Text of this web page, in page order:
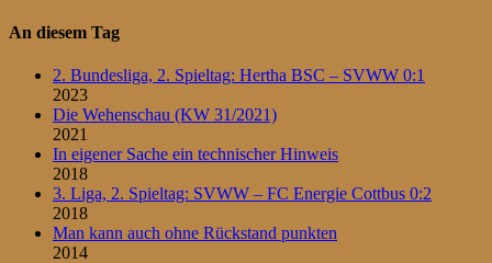
An diesem Tag
2. Bundesliga, 2. Spieltag: Hertha BSC – SVWW 0:1
2023
Die Wehenschau (KW 31/2021)
2021
In eigener Sache ein technischer Hinweis
2018
3. Liga, 2. Spieltag: SVWW – FC Energie Cottbus 0:2
2018
Man kann auch ohne Rückstand punkten
2014